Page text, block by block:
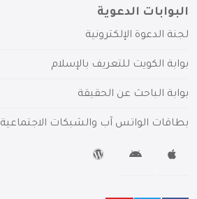
البوابات الدعوية
لجنة الدعوة الإلكترونية
بوابة الكويت للتعريف بالإسلام
بوابة الباحث عن الحقيقة
بطاقات الواتس آب والشبكات الاجتماعية